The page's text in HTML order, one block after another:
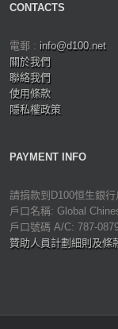
CONTACTS
電郵 : info@d100.net
關於我們
聯絡我們
使用條款
隱私權政策
PAYMENT INFO
請捐款到D100恒生銀行
戶口名稱: Global
戶口號碼 A/C: 787-
贊助人員計劃細則及條